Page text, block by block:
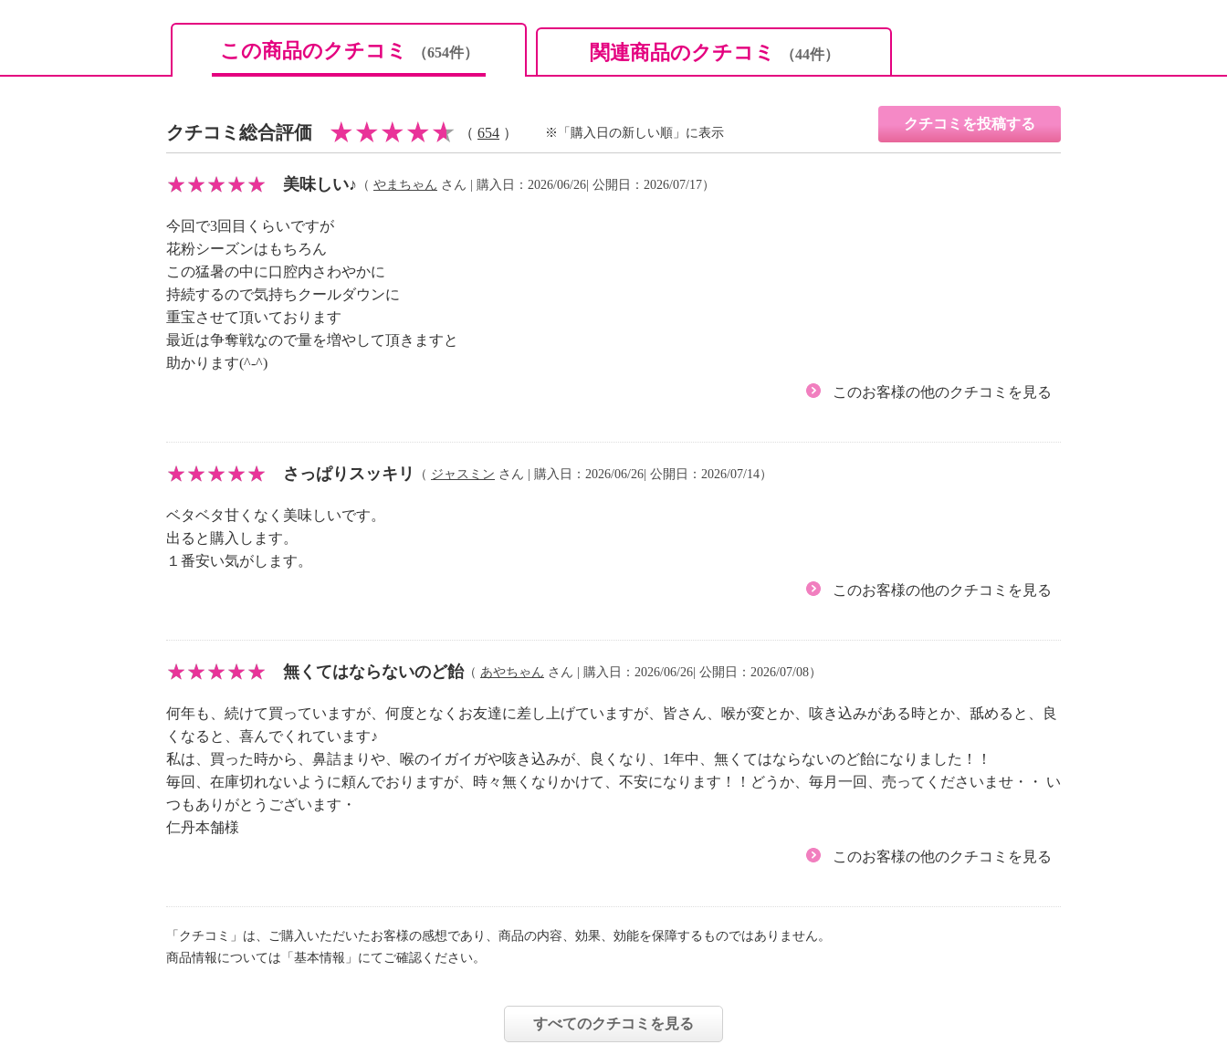
茶エキス、甘茶エキス、甘草エキス（カンゾウエキス）、生
姜エキスを配合。
＜森下仁丹＞の商品である、銀の粒でおなじみの「仁丹」に
す。
ノンシュガーで甘すぎない味。
１粒あたり４．２ｋｃａｌで、脂質０ｇ、糖類０ｇなのもう
【“森下仁丹（株）”について】
１８９３年（明治２６年）創業。医薬品やサプリメントの製
造販売のほか、オリジナル食品の開発販売などを行うヘルス
ケア事業と、医薬品、食品メーカーからの受託生産、産業用
カプセルの開発生産を行うカプセル受託事業を軸として、国
内外に広く活躍の場を広げています。
銀色の粒「仁丹」でもおなじみ。
【シームレスカプセルについて】
が特徴。
葉っぱの上を転がる水の液滴は、できるだけ小さい球体にな
ろうとします。油の中に水を入れて混ぜても同様に水の水滴
とした柔らかい状態のため、冷やして固めます。
成です。
シームレスカプセルは、サプリメントや口中清涼剤、食品に
使われています。また、産業用にも活用すべく、レアメタル
の回収などへの活用の研究が行われています。
化剤（大豆由来）
【保存方法】
この商品のクチコミ （654件） 関連商品のクチコミ （44件）
クチコミ総合評価 （ 654 ）
クチコミを投稿する
※「購入日の新しい順」に表示
美味しい♪ （ やまちゃん さん | 購入日：2026/06/26| 公開日：2026/07/17）
今回で3回目くらいですが
花粉シーズンはもちろん
この猛暑の中に口腔内さわやかに
持続するので気持ちクールダウンに
重宝させて頂いております
最近は争奪戦なので量を増やして頂きますと
助かります(^-^)
このお客様の他のクチコミを見る
さっぱりスッキリ （ ジャスミン さん | 購入日：2026/06/26| 公開日：2026/07/14）
ベタベタ甘くなく美味しいです。
出ると購入します。
１番安い気がします。
このお客様の他のクチコミを見る
無くてはならないのど飴（ あやちゃん さん | 購入日：2026/06/26| 公開日：2026/07/08）
何年も、続けて買っていますが、何度となくお友達に差し上げていますが、皆さん、喉が変とか、咳き込みがある時とか、舐めると、良
くなると、喜んでくれています♪
私は、買った時から、鼻詰まりや、喉のイガイガや咳き込みが、良くなり、1年中、無くてはならないのど飴になりました！！
毎回、在庫切れないように頼んでおりますが、時々無くなりかけて、不安になります！！どうか、毎月一回、売ってくださいませ・・ い
つもありがとうございます・
仁丹本舗様
このお客様の他のクチコミを見る
「クチコミ」は、ご購入いただいたお客様の感想であり、商品の内容、効果、効能を保障するものではありません。
商品情報については「基本情報」にてご確認ください。
すべてのクチコミを見る